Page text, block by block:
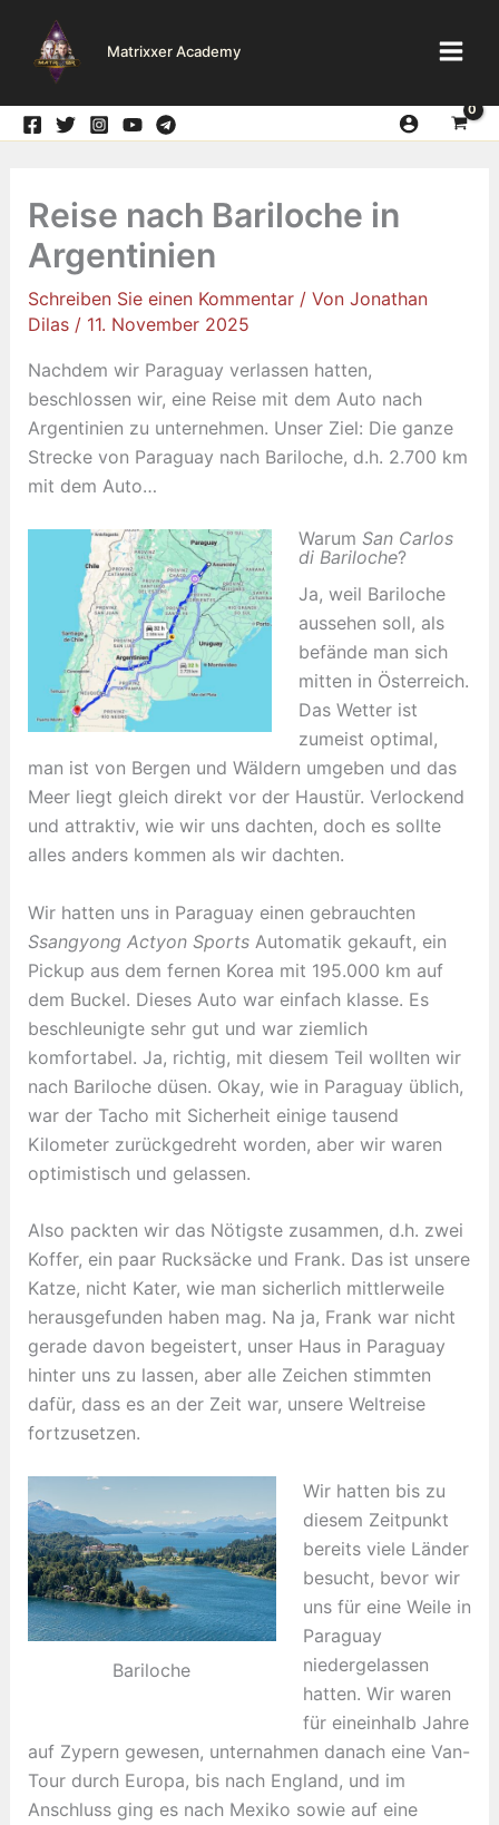
Inhalt
springen
Matrixxer Academy
Reise nach Bariloche in
Argentinien
Schreiben Sie einen Kommentar / Von Jonathan
Dilas / 11. November 2025
Nachdem wir Paraguay verlassen hatten,
beschlossen wir, eine Reise mit dem Auto nach
Argentinien zu unternehmen. Unser Ziel: Die ganze
Strecke von Paraguay nach Bariloche, d.h. 2.700 km
mit dem Auto…
Warum San Carlos
di Bariloche?
Ja, weil Bariloche
aussehen soll, als
befände man sich
mitten in Österreich.
Das Wetter ist
zumeist optimal,
man ist von Bergen und Wäldern umgeben und das
Meer liegt gleich direkt vor der Haustür. Verlockend
und attraktiv, wie wir uns dachten, doch es sollte
alles anders kommen als wir dachten.
Wir hatten uns in Paraguay einen gebrauchten
Ssangyong Actyon SportsAutomatik gekauft, ein
Pickup aus dem fernen Korea mit 195.000 km auf
dem Buckel. Dieses Auto war einfach klasse. Es
beschleunigte sehr gut und war ziemlich
komfortabel. Ja, richtig, mit diesem Teil wollten wir
nach Bariloche düsen. Okay, wie in Paraguay üblich,
war der Tacho mit Sicherheit einige tausend
Kilometer zurückgedreht worden, aber wir waren
optimistisch und gelassen.
Also packten wir das Nötigste zusammen, d.h. zwei
Koffer, ein paar Rucksäcke und Frank. Das ist unsere
Katze, nicht Kater, wie man sicherlich mittlerweile
herausgefunden haben mag. Na ja, Frank war nicht
gerade davon begeistert, unser Haus in Paraguay
hinter uns zu lassen, aber alle Zeichen stimmten
dafür, dass es an der Zeit war, unsere Weltreise
fortzusetzen.
Bariloche
Wir hatten bis zu
diesem Zeitpunkt
bereits viele Länder
besucht, bevor wir
uns für eine Weile in
Paraguay
niedergelassen
hatten. Wir waren
für eineinhalb Jahre
auf Zypern gewesen, unternahmen danach eine Van-
Tour durch Europa, bis nach England, und im
Anschluss ging es nach Mexiko sowie auf eine